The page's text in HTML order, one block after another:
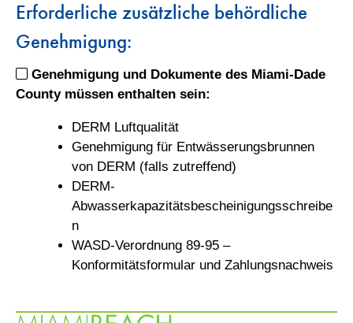
Erforderliche zusätzliche behördliche
Genehmigung:
Genehmigung und Dokumente des Miami-Dade
County müssen enthalten sein:
DERM Luftqualität
Genehmigung für Entwässerungsbrunnen
von DERM (falls zutreffend)
DERM-
Abwasserkapazitätsbescheinigungsschreibe
n
WASD-Verordnung 89-95 –
Konformitätsformular und Zahlungsnachweis